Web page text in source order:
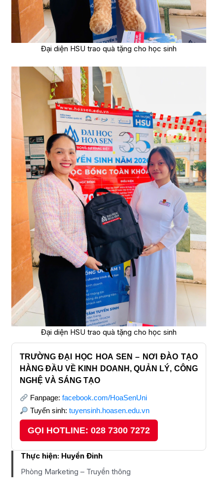
Đại diện HSU trao quà tặng cho học sinh
Đại diện HSU trao quà tặng cho học sinh
TRƯỜNG ĐẠI HỌC HOA SEN – NƠI ĐÀO TẠO
HÀNG ĐẦU VỀ KINH DOANH, QUẢN LÝ, CÔNG
NGHỆ VÀ SÁNG TẠO
Fanpage: facebook.com/HoaSenUni
Tuyển sinh: tuyensinh.hoasen.edu.vn
GỌI HOTLINE: 028 7300 7272
Thực hiện: Huyền Đinh
Phòng Marketing – Truyền thông